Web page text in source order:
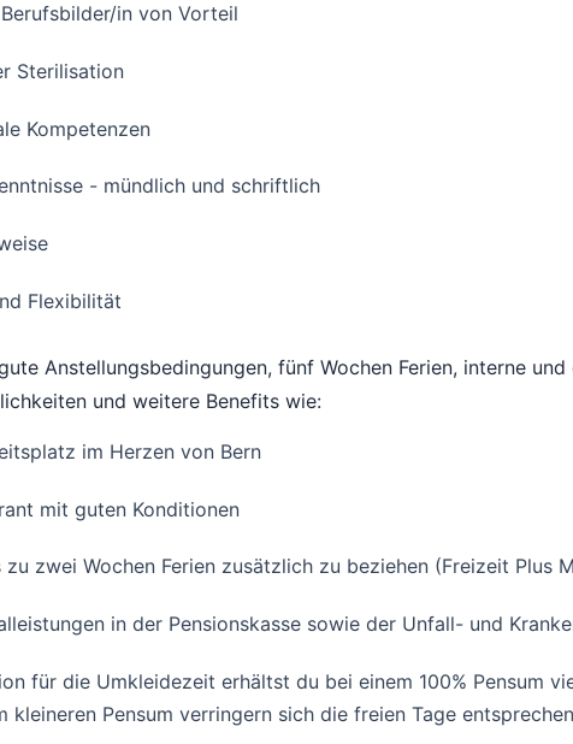
in von Vorteil
Sterilisation
Kompetenzen
- mündlich und schriftlich
Flexibilität
Anstellungsbedingungen, fünf Wochen Ferien, interne und
und weitere Benefits wie:
im Herzen von Bern
mit guten Konditionen
zwei Wochen Ferien zusätzlich zu beziehen (Freizeit Plus
in der Pensionskasse sowie der Unfall- und
für die Umkleidezeit erhältst du bei einem 100% Pensum
kleineren Pensum verringern sich die freien Tage